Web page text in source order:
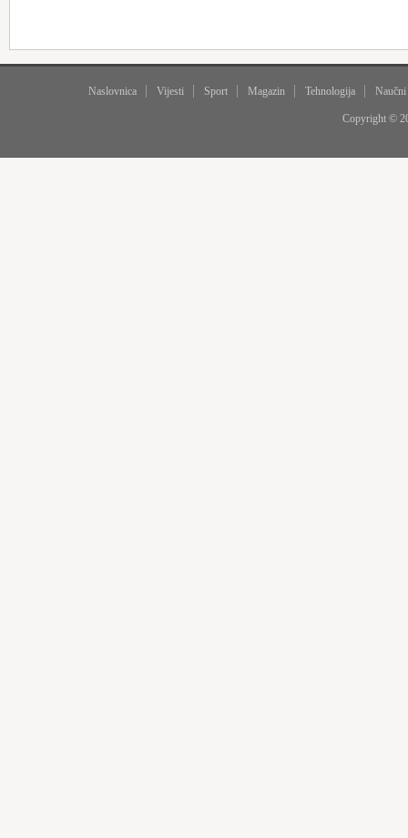
Naslovnica Vijesti Sport Magazin Tehnologija
Copyright ©